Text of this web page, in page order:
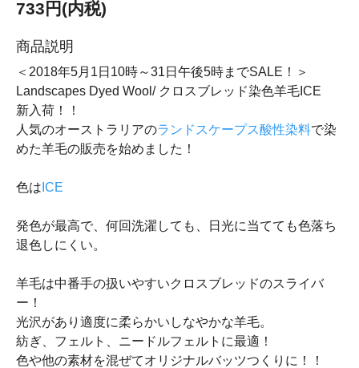
733円(内税)
商品説明
＜2018年5月1日10時～31日午後5時までSALE！＞
Landscapes Dyed Wool/ クロスブレッド染色羊毛ICE
新入荷！！
人気のオーストラリアのランドスケープス酸性染料で染
めた羊毛の販売を始めました！
色は ICE
発色が最高で、何回洗濯しても、日光に当てても色落ち
退色しにくい。
羊毛は中番手の扱いやすいクロスブレッドのスライバ
ー！
光沢があり適度に柔らかいしなやかな羊毛。
紡ぎ、フェルト、ニードルフェルトに最適！
色や他の素材を混ぜてオリジナルバッツつくりに！！